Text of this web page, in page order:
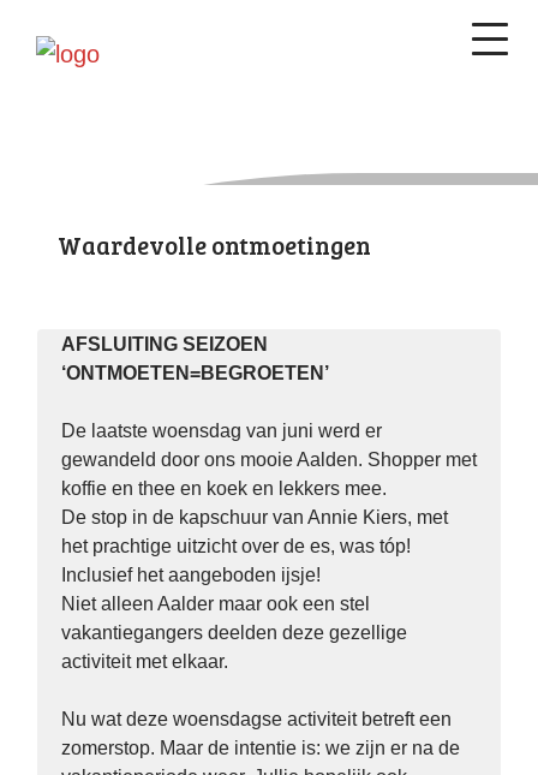
Waardevolle ontmoetingen
AFSLUITING SEIZOEN
‘ONTMOETEN=BEGROETEN’
De laatste woensdag van juni werd er
gewandeld door ons mooie Aalden. Shopper met
koffie en thee en koek en lekkers mee.
De stop in de kapschuur van Annie Kiers, met
het prachtige uitzicht over de es, was tóp!
Inclusief het aangeboden ijsje!
Niet alleen Aalder maar ook een stel
vakantiegangers deelden deze gezellige
activiteit met elkaar.
Nu wat deze woensdagse activiteit betreft een
zomerstop. Maar de intentie is: we zijn er na de